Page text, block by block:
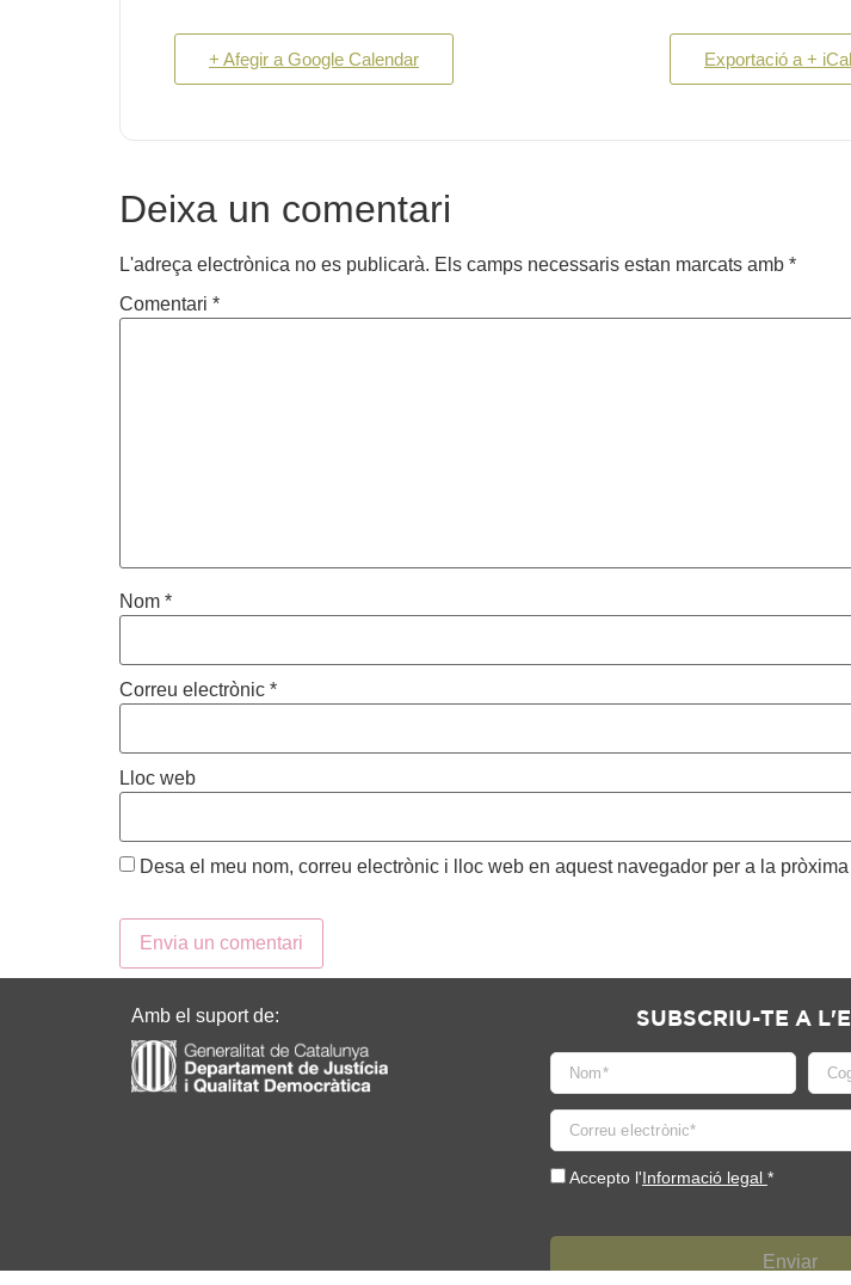
+ Afegir a Google Calendar Exportació a +
Deixa un comentari
L'adreça electrònica no es publicarà. Els camps necessaris estan marcats amb *
Comentari *
Nom *
Correu electrònic *
Lloc web
Desa el meu nom, correu electrònic i lloc web en aquest navegador per a la
Amb el suport de: SUBSCRIU-TE A
Accepto l'Informació legal *